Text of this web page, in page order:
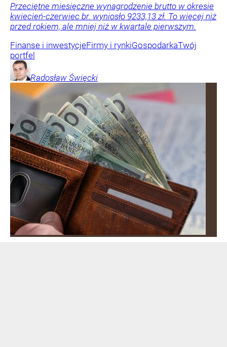
Przeciętne miesięczne wynagrodzenie brutto w okresie
kwiecień-czerwiec br. wyniosło 9233,13 zł. To więcej niż
przed rokiem, ale mniej niż w kwartale pierwszym.
Finanse i inwestycjeFirmy i rynkiGospodarkaTwój
portfel
Radosław Święcki